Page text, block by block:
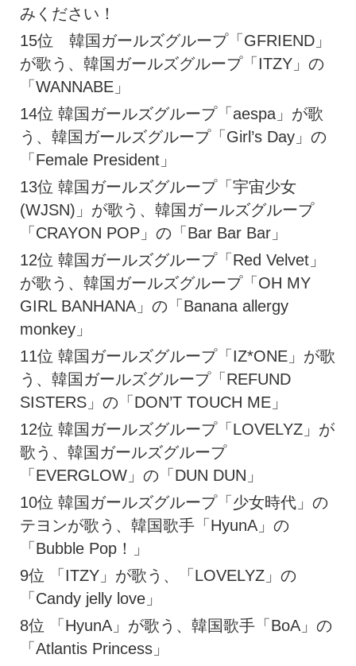
みください！
15位 韓国ガールズグループ「GFRIEND」
が歌う、韓国ガールズグループ「ITZY」の
「WANNABE」
14位 韓国ガールズグループ「aespa」が歌
う、韓国ガールズグループ「Girl’s Day」の
「Female President」
13位 韓国ガールズグループ「宇宙少女
(WJSN)」が歌う、韓国ガールズグループ
「CRAYON POP」の「Bar Bar Bar」
12位 韓国ガールズグループ「Red Velvet」
が歌う、韓国ガールズグループ「OH MY
GIRL BANHANA」の「Banana allergy
monkey」
11位 韓国ガールズグループ「IZ*ONE」が歌
う、韓国ガールズグループ「REFUND
SISTERS」の「DON’T TOUCH ME」
12位 韓国ガールズグループ「LOVELYZ」が
歌う、韓国ガールズグループ
「EVERGLOW」の「DUN DUN」
10位 韓国ガールズグループ「少女時代」の
テヨンが歌う、韓国歌手「HyunA」の
「Bubble Pop！」
9位 「ITZY」が歌う、「LOVELYZ」の
「Candy jelly love」
8位 「HyunA」が歌う、韓国歌手「BoA」の
「Atlantis Princess」